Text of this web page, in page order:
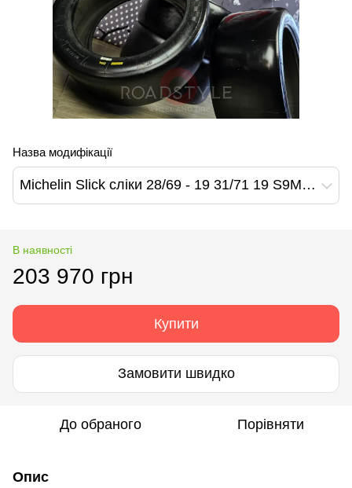
Назва модифікації
Michelin Slick сліки 28/69 - 19 31/71 19 S9M Michelin Pilot Sport GT
В наявності
203 970 грн
Купити
Замовити швидко
До обраного Порівняти
Опис